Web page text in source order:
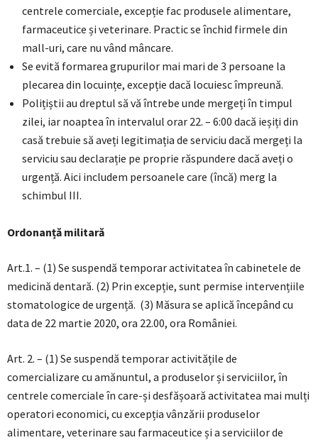
centrele comerciale, excepție fac produsele alimentare,
farmaceutice și veterinare. Practic se închid firmele din
mall-uri, care nu vând mâncare.
Se evită formarea grupurilor mai mari de 3 persoane la
plecarea din locuințe, excepție dacă locuiesc împreună.
Polițiștii au dreptul să vă întrebe unde mergeți în timpul
zilei, iar noaptea în intervalul orar 22. – 6:00 dacă ieșiți din
casă trebuie să aveți legitimația de serviciu dacă mergeți la
serviciu sau declarație pe proprie răspundere dacă aveți o
urgență. Aici includem persoanele care (încă) merg la
schimbul III.
Ordonanță militară
Art.1. – (1) Se suspendă temporar activitatea în cabinetele de
medicină dentară. (2) Prin excepție, sunt permise intervențiile
stomatologice de urgență. (3) Măsura se aplică începând cu
data de 22 martie 2020, ora 22.00, ora României.
Art. 2. – (1) Se suspendă temporar activitățile de
comercializare cu amănuntul, a produselor și serviciilor, în
centrele comerciale în care-și desfășoară activitatea mai mulți
operatori economici, cu excepția vânzării produselor
alimentare, veterinare sau farmaceutice și a serviciilor de